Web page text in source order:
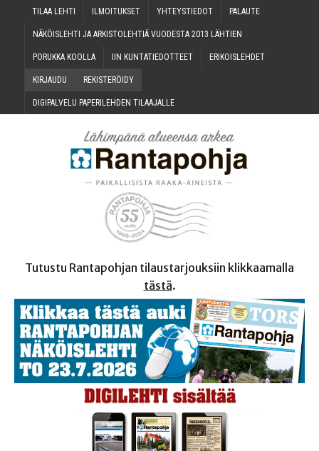
TILAA LEH­TI ILMOI­TUK­SET YHTEYS­TIE­DOT PALAU­TE
NÄKÖIS­LEH­TI JA ARKIS­TO­LEH­TIÄ VUO­DES­TA 2013 LÄHTIEN
PORUK­KA KOOLLA IIN KUN­TA­TIE­DOT­TEET ERI­KOIS­LEH­DET
KIR­JAU­DU REKIS­TE­RÖI­DY
DIGI­PAL­VE­LU PAPE­RI­LEH­DEN TILAAJALLE
Tutustu Rantapohjan tilaustarjouksiin klikkaamalla
tästä.